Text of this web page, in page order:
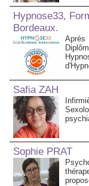
Hypnose33,
Bordeaux.
Après
Safia ZAH
Sophie PRAT